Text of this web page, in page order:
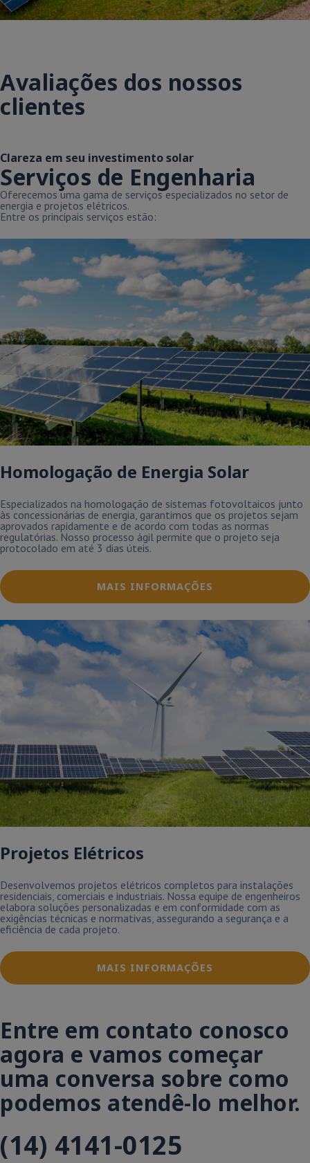
Avaliações dos nossos
clientes
Clareza em seu investimento solar
Serviços de Engenharia
Oferecemos uma gama de serviços especializados no setor de
energia e projetos elétricos.
Entre os principais serviços estão:
Homologação de Energia Solar
Especializados na homologação de sistemas fotovoltaicos junto
às concessionárias de energia, garantimos que os projetos sejam
aprovados rapidamente e de acordo com todas as normas
regulatórias. Nosso processo ágil permite que o projeto seja
protocolado em até 3 dias úteis.
MAIS INFORMAÇÕES
Projetos Elétricos
Desenvolvemos projetos elétricos completos para instalações
residenciais, comerciais e industriais. Nossa equipe de engenheiros
elabora soluções personalizadas e em conformidade com as
exigências técnicas e normativas, assegurando a segurança e a
eficiência de cada projeto.
MAIS INFORMAÇÕES
Entre em contato conosco
agora e vamos começar
uma conversa sobre como
podemos atendê-lo melhor.
(14) 4141-0125